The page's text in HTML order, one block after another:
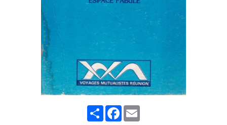
ShareFacebook
Email